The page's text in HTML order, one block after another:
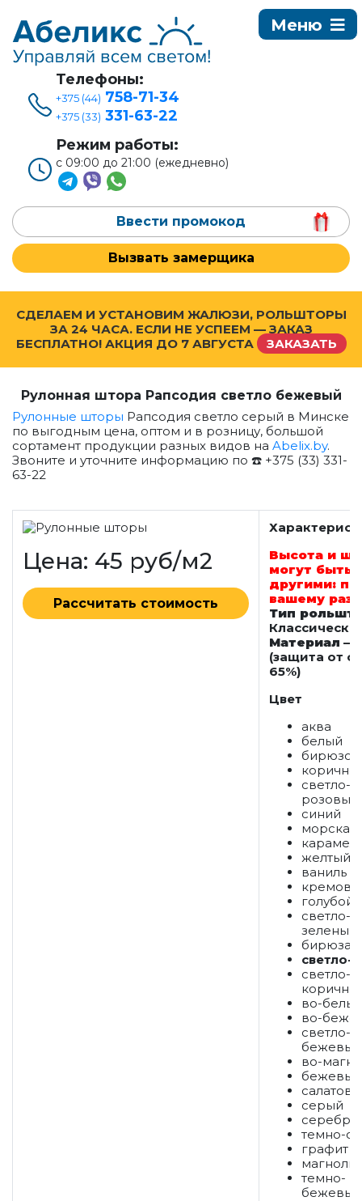
Телефоны:
+375 (44) 758-71-34
+375 (33) 331-63-22
Режим работы:
с 09:00 до 21:00 (ежедневно)
Ввести промокод
Вызвать замерщика
СДЕЛАЕМ И УСТАНОВИМ ЖАЛЮЗИ, РОЛЬШТОРЫ
ЗА 24 ЧАСА. ЕСЛИ НЕ УСПЕЕМ — ЗАКАЗ
БЕСПЛАТНО! АКЦИЯ ДО 7 АВГУСТА ЗАКАЗАТЬ
Рулонная штора Рапсодия светло бежевый
Рулонные шторы Рапсодия светло серый в Минске
по выгодным цена, оптом и в розницу, большой
сортамент продукции разных видов на Abelix.by.
Звоните и уточните информацию по ☎️ +375 (33) 331-
63-22
Цена: 45 руб/м2
Рассчитать стоимость
Высота и
могут быть
другими: по
вашему
Тип
Материал —
(защита от
65%)
Цвет
аква
белый
светло-
розовый
синий
морская
желтый
ваниль
голубой
светло-
зеленый
бирюза
светло-
светло-
во-
во-
светло-
бежевый
во-
бежевый
серый
серебро
темно-
графит
темно-
бежевый